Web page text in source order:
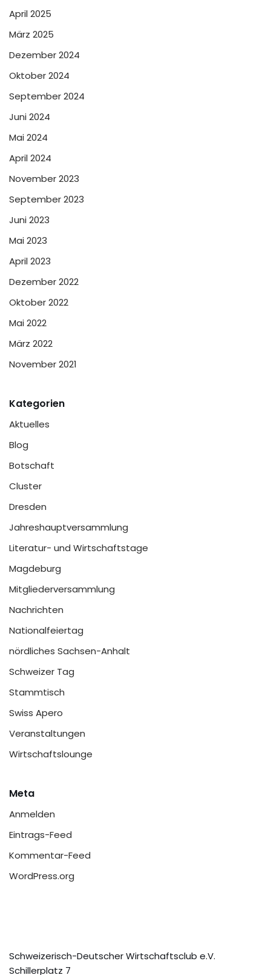
April 2025
März 2025
Dezember 2024
Oktober 2024
September 2024
Juni 2024
Mai 2024
April 2024
November 2023
September 2023
Juni 2023
Mai 2023
April 2023
Dezember 2022
Oktober 2022
Mai 2022
März 2022
November 2021
Kategorien
Aktuelles
Blog
Botschaft
Cluster
Dresden
Jahreshauptversammlung
Literatur- und Wirtschaftstage
Magdeburg
Mitgliederversammlung
Nachrichten
Nationalfeiertag
nördliches Sachsen-Anhalt
Schweizer Tag
Stammtisch
Swiss Apero
Veranstaltungen
Wirtschaftslounge
Meta
Anmelden
Eintrags-Feed
Kommentar-Feed
WordPress.org
Schweizerisch-Deutscher Wirtschaftsclub e.V.
Schillerplatz 7